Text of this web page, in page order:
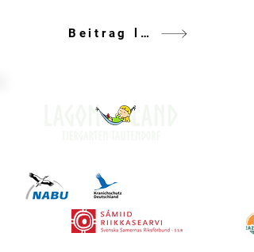
Beitrag lesen